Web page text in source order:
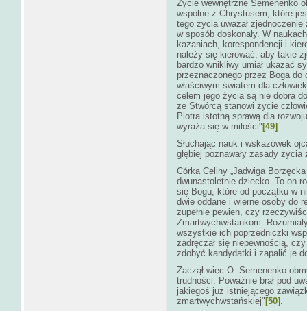
Życie wewnętrzne Semenenko
wspólne z Chrystusem, które
tego życia uważał
w sposób doskonały. W
kazaniach, korespondencji i
należy się kierować, aby takie
bardzo wnikliwy umiał ukazać
przeznaczonego przez Boga do
właściwym światem dla
celem jego życia są nie dobra
ze Stwórcą stanowi życie
Piotra istotną sprawą dla
wyraża się w miłości" [49] .
Słuchając nauk i wskazówek
głębiej poznawały zasady życia
Córka Celiny „Jadwiga
dwunastoletnie dziecko. To on
się Bogu, które od początku w
dwie oddane i wierne osoby do
zupełnie pewien, czy
Zmartwychwstankom.
wszystkie ich poprzedniczki
zadręczał się niepewnością,
zdobyć kandydatki i zapalić je
Zaczął więc O. Semenenko
trudności. Poważnie brał pod
jakiegoś już istniejącego
zmartwychwstańskiej" [50] .